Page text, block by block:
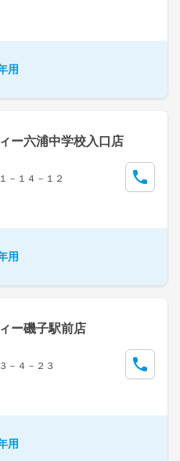
用
ー六浦中学校入口店
－１４－１２
用
ー磯子駅前店
－４－２３
用